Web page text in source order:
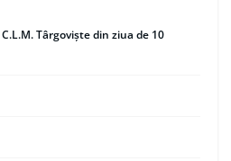
Târgoviște din ziua de 10